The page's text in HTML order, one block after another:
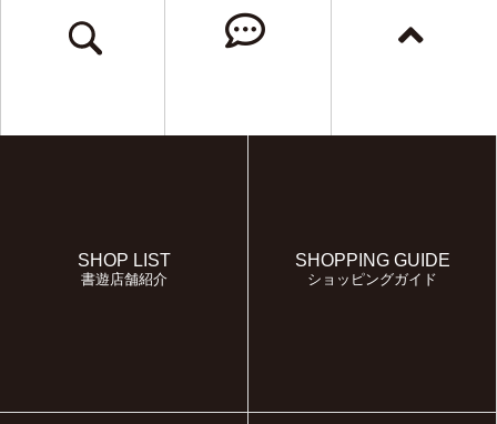
SHOP LIST
書遊店舗紹介
SHOPPING GUIDE
ショッピングガイド